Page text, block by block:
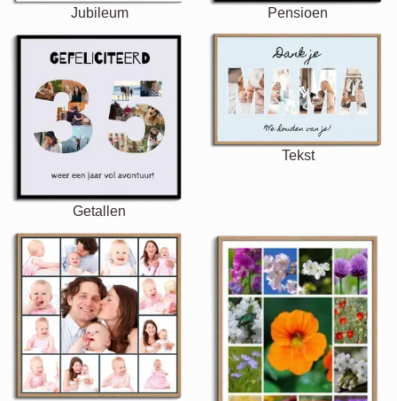
Jubileum Pensioen
Getallen
Tekst